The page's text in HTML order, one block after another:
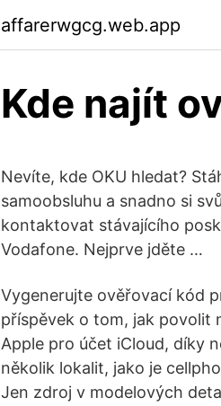
affarerwgcg.web.app
Kde najít
Nevíte, kde OKU hledat?
samoobsluhu a snadno si
kontaktovat stávajícího
Vodafone. Nejprve jděte …
Vygenerujte ověřovací kód
příspěvek o tom, jak povolit
Apple pro účet iCloud, díky
několik lokalit, jako je
Jen zdroj v modelových